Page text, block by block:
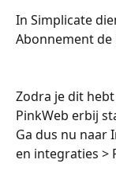
In Simplicate
Abonnement de
Zodra je dit
PinkWeb erbij
Ga dus nu naar
en integraties >